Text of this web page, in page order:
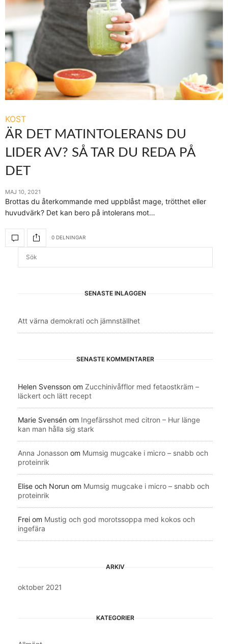
KOST
ÄR DET MATINTOLERANS DU
LIDER AV? SÅ TAR DU REDA PÅ
DET
MAJ 10, 2021
Brottas du återkommande med uppblåst mage, trötthet eller
huvudvärk? Det kan bero på intolerans mot…
0 DELNINGAR
SENASTE INLÄGGEN
Att värna demokrati och jämnställhet
SENASTE KOMMENTARER
Helen Svensson om Zucchinivåfflor med fetaostkräm –
läckert och lätt recept
Marie Svensén om Ingefärsshot med citron – Hur länge
kan man hålla sig stark
Anna Jonasson om Mumsig mugcake i micro – snabb och
proteinrik
Elise och Norun om Mumsig mugcake i micro – snabb och
proteinrik
Frei om Mustig och god morotssoppa med kokos och
ingefära
ARKIV
oktober 2021
KATEGORIER